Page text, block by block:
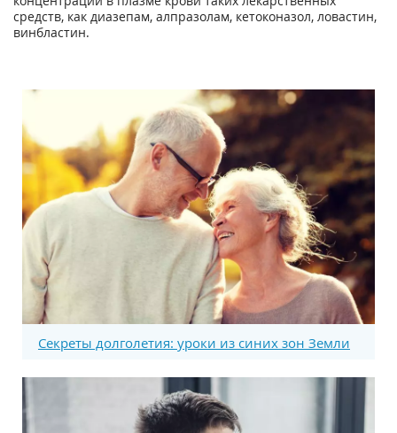
средств, как диазепам, алпразолам, кетоконазол, ловастин,
винбластин.
Секреты долголетия: уроки из синих зон Земли